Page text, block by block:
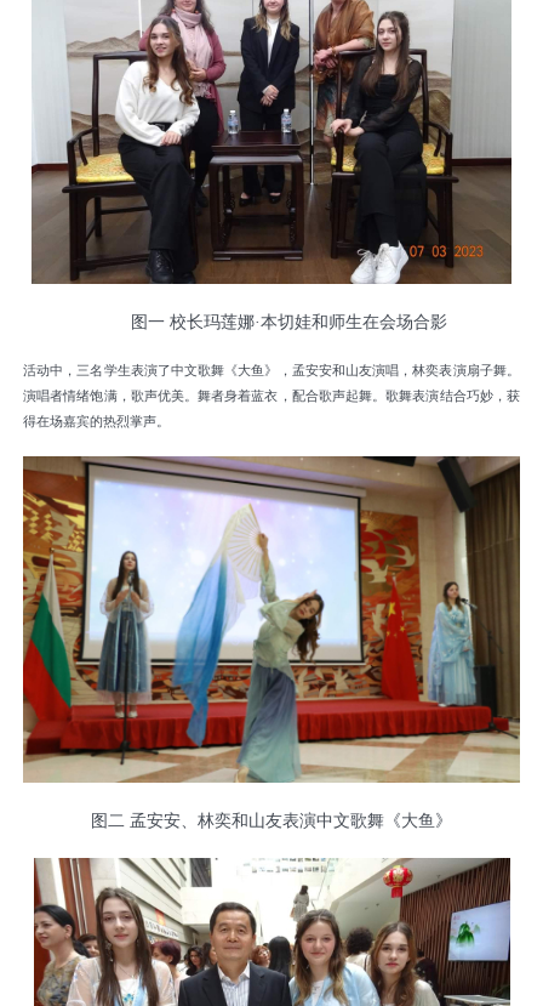
图一 校长玛莲娜·本切娃和师生在会场合影
活动中，三名学生表演了中文歌舞《大鱼》，孟安安和山友演唱，林奕表演扇子舞。
演唱者情绪饱满，歌声优美。舞者身着蓝衣，配合歌声起舞。歌舞表演结合巧妙，获
得在场嘉宾的热烈掌声。
图二 孟安安、林奕和山友表演中文歌舞《大鱼》